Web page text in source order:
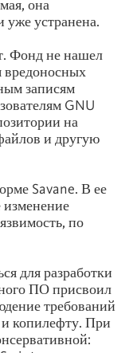
она
уже устранена.
Фонд не нашел
вредоносных
записям
GNU
на
и другую
Savane. В ее
изменение
по
для разработки
ПО присвоил
требований
и копилефту. При